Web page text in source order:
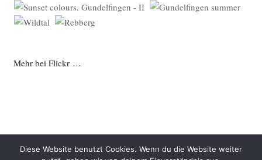
Mehr bei Flickr …
Diese Website benutzt Cookies. Wenn du die Website weiter